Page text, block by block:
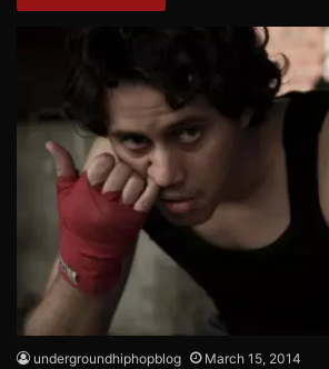
undergroundhiphopblog March 15, 2014